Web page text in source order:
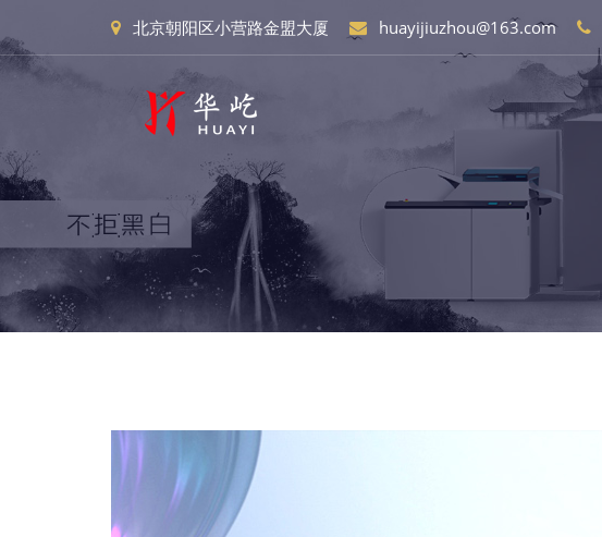
北京朝阳区小营路金盟大厦 huayijiuzhou@163.com